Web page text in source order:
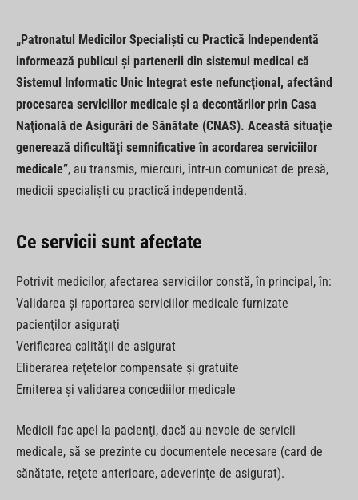
„Patronatul Medicilor Specialişti cu Practică Independentă
informează publicul şi partenerii din sistemul medical că
Sistemul Informatic Unic Integrat este nefuncţional, afectând
procesarea serviciilor medicale şi a decontărilor prin Casa
Naţională de Asigurări de Sănătate (CNAS). Această situaţie
generează dificultăţi semnificative în acordarea serviciilor
medicale”, au transmis, miercuri, într-un comunicat de presă,
medicii specialişti cu practică independentă.
Ce servicii sunt afectate
Potrivit medicilor, afectarea serviciilor constă, în principal, în:
Validarea şi raportarea serviciilor medicale furnizate
pacienţilor asiguraţi
Verificarea calităţii de asigurat
Eliberarea reţetelor compensate şi gratuite
Emiterea şi validarea concediilor medicale
Medicii fac apel la pacienţi, dacă au nevoie de servicii
medicale, să se prezinte cu documentele necesare (card de
sănătate, reţete anterioare, adeverinţe de asigurat).